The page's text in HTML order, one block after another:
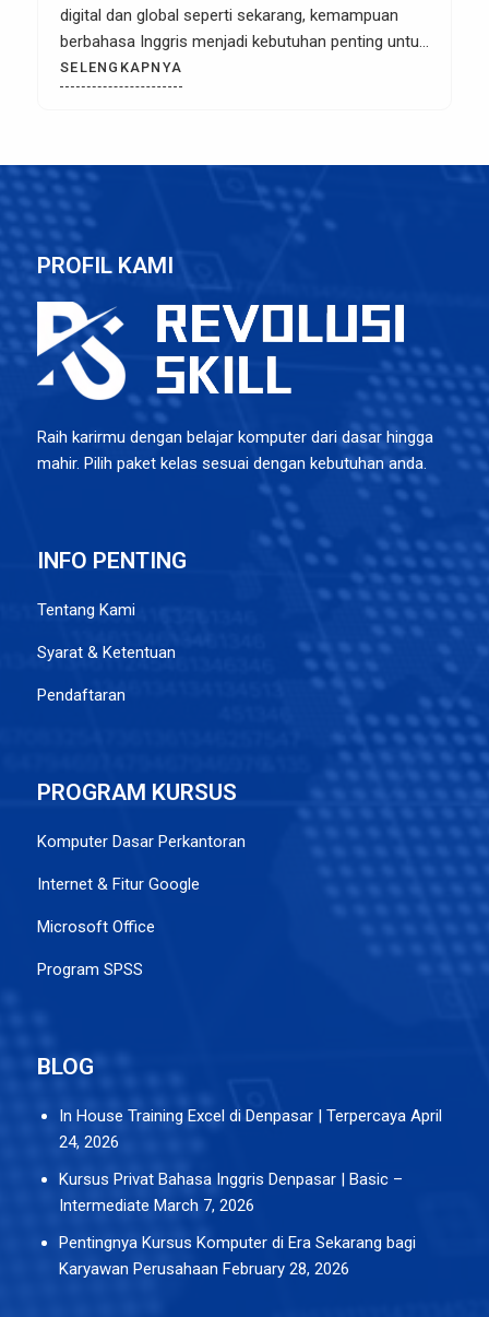
digital dan global seperti sekarang, kemampuan
berbahasa Inggris menjadi kebutuhan penting untuk
pendidikan, pekerjaan, hingga bisnis. Bagi Anda
yang tinggal di Mengwi dan sekitarnya, memilih
SELENGKAPNYA
PROFIL KAMI
Raih karirmu dengan belajar komputer dari dasar hingga
mahir. Pilih paket kelas sesuai dengan kebutuhan anda.
INFO PENTING
Tentang Kami
Syarat & Ketentuan
Pendaftaran
PROGRAM KURSUS
Komputer Dasar Perkantoran
Internet & Fitur Google
Microsoft Office
Program SPSS
BLOG
In House Training Excel di Denpasar | Terpercaya April
24, 2026
Kursus Privat Bahasa Inggris Denpasar | Basic –
Intermediate March 7, 2026
Pentingnya Kursus Komputer di Era Sekarang bagi
Karyawan Perusahaan February 28, 2026